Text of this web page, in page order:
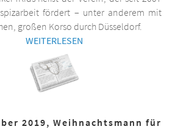
fördert – unter anderem mit
großen Korso durch Düsseldorf.
WEITERLESEN
2019, Weihnachtsmann für